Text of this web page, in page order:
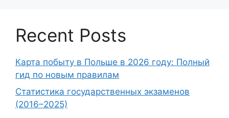
Recent Posts
Карта побыту в Польше в 2026 году: Полный
гид по новым правилам
Статистика государственных экзаменов
(2016–2025)